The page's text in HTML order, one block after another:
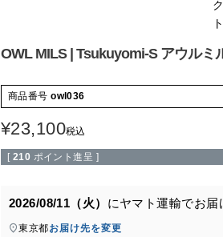
OWL MILS | Tsukuyomi-S アウルミ
商品番号 owl036
¥23,100税込
[ 210 ポイント進呈 ]
2026/08/11（火） にヤマト運輸でお届
東京都お届け先を変更